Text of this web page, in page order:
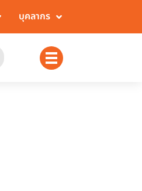
บุคลากร